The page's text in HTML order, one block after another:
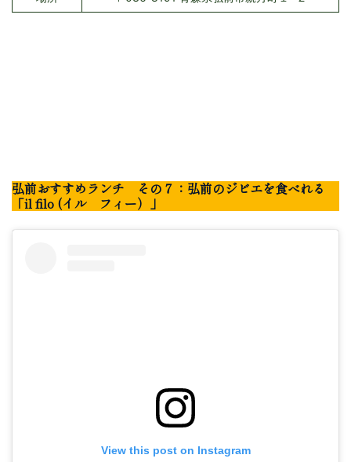
弘前おすすめランチ その７：弘前のジビエを食べれる
「il filo (イル フィー）」
View this post on Instagram